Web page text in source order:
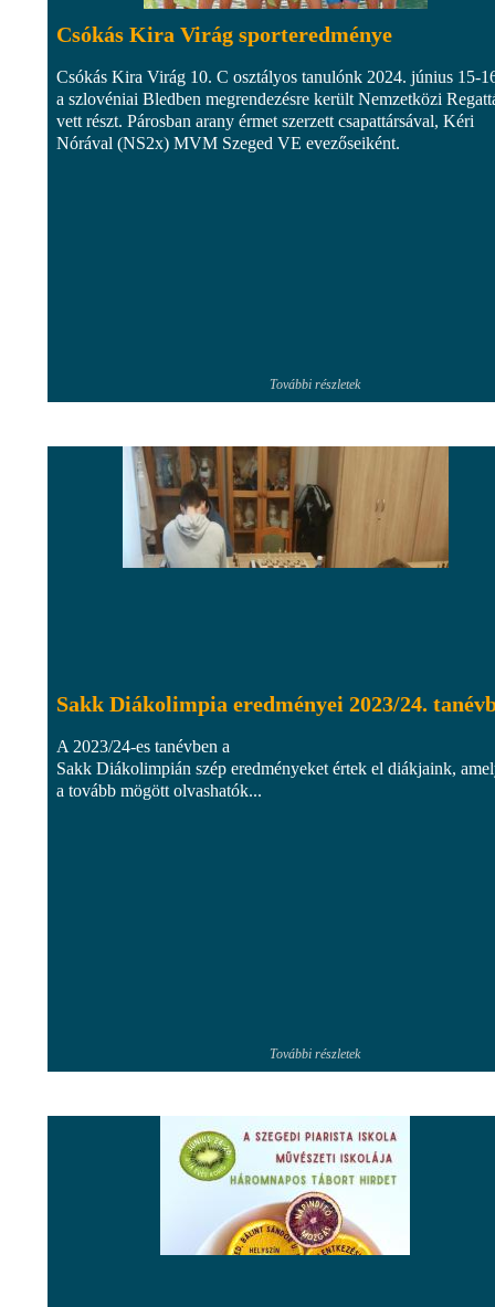
Csókás Kira Virág sporteredménye
Csókás Kira Virág 10. C osztályos tanulónk 2024. június 15-
a szlovéniai Bledben megrendezésre került Nemzetközi
vett részt. Párosban arany érmet szerzett csapattársával, Kéri
Nórával (NS2x) MVM Szeged VE evezőseiként.
További részletek
Sakk Diákolimpia eredményei 2023/24.
A 2023/24-es tanévben a
Sakk Diákolimpián szép eredményeket értek el diákjaink,
a tovább mögött olvashatók...
További részletek